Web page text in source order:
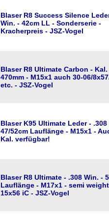
Blaser R8 Success Silence
Win. - 42cm LL - Sonderserie -
Kracherpreis - JSZ-Vogel
Blaser R8 Ultimate Carbon - Kal.
470mm - M15x1 auch 30-06/
etc. - JSZ-Vogel
Blaser K95 Ultimate Leder - .308
47/52cm Lauflänge - M15x1 -
Kal. verfügbar!
Blaser R8 Ultimate - .308 Win. -
Lauflänge - M17x1 - semi
15x56 iC - JSZ-Vogel